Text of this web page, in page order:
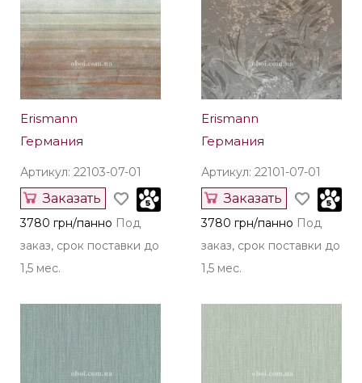
Erismann
Германия
Артикул: 22103-07-01
Заказать
3780 грн/панно Под
заказ, срок поставки до
1,5 мес.
Erismann
Германия
Артикул: 22101-07-01
Заказать
3780 грн/панно Под
заказ, срок поставки до
1,5 мес.